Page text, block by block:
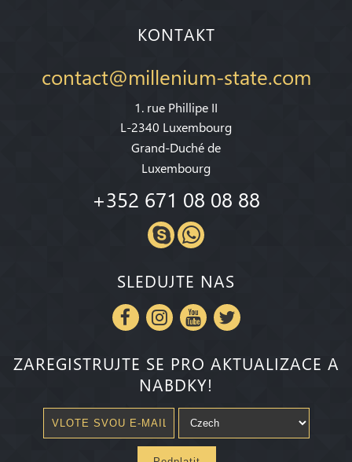
KONTAKT
contact@millenium-state.com
1. rue Phillipe II
L-2340 Luxembourg
Grand-Duché de
Luxembourg
+352 671 08 08 88
SLEDUJTE NAS
ZAREGISTRUJTE SE PRO AKTUALIZACE A
NABDKY!